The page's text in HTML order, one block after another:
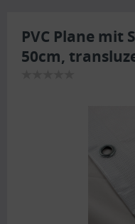
PVC Plane mit
50cm,